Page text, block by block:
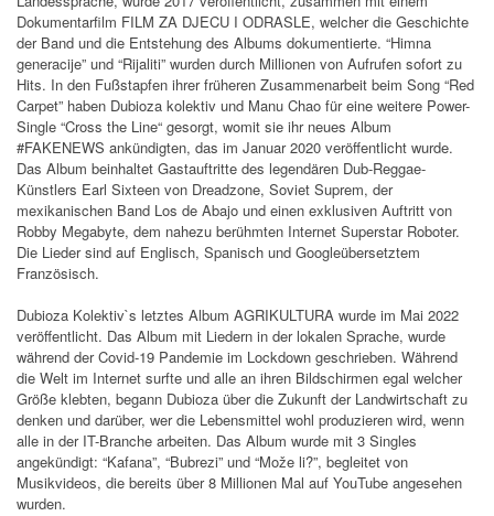
Dokumentarfilm FILM ZA DJECU I ODRASLE, welcher die Geschichte
der Band und die Entstehung des Albums dokumentierte. “Himna
generacije” und “Rijaliti” wurden durch Millionen von Aufrufen sofort zu
Hits. In den Fußstapfen ihrer früheren Zusammenarbeit beim Song “Red
Carpet” haben Dubioza kolektiv und Manu Chao für eine weitere Power-
Single “Cross the Line“ gesorgt, womit sie ihr neues Album
#FAKENEWS ankündigten, das im Januar 2020 veröffentlicht wurde.
Das Album beinhaltet Gastauftritte des legendären Dub-Reggae-
Künstlers Earl Sixteen von Dreadzone, Soviet Suprem, der
mexikanischen Band Los de Abajo und einen exklusiven Auftritt von
Robby Megabyte, dem nahezu berühmten Internet Superstar Roboter.
Die Lieder sind auf Englisch, Spanisch und Googleübersetztem
Französisch.
Dubioza Kolektiv`s letztes Album AGRIKULTURA wurde im Mai 2022
veröffentlicht. Das Album mit Liedern in der lokalen Sprache, wurde
während der Covid-19 Pandemie im Lockdown geschrieben. Während
die Welt im Internet surfte und alle an ihren Bildschirmen egal welcher
Größe klebten, begann Dubioza über die Zukunft der Landwirtschaft zu
denken und darüber, wer die Lebensmittel wohl produzieren wird, wenn
alle in der IT-Branche arbeiten. Das Album wurde mit 3 Singles
angekündigt: “Kafana”, “Bubrezi” und “Može li?”, begleitet von
Musikvideos, die bereits über 8 Millionen Mal auf YouTube angesehen
wurden.